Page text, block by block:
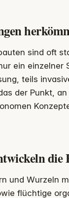
sind oft
ein einzelner
teils
der Punkt,
und Wurzeln
flüchtige